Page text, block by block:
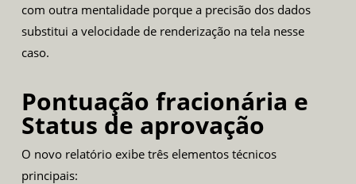
com outra mentalidade porque a precisão dos dados
substitui a velocidade de renderização na tela nesse
caso.
Pontuação fracionária e
Status de aprovação
O novo relatório exibe três elementos técnicos
principais: